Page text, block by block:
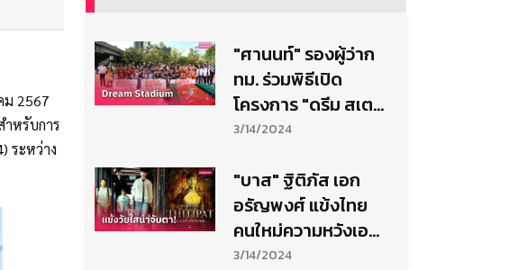
2567
หรับการ
ระหว่าง
"ศานนท์" รองผู้ว่าก
ทม. ร่วมพิธีเปิด
โครงการ "ดรีม สเต
เดียม" ซีซั่น2 สังเวียน
3/14/2024
"บาส" ฐิติภัส เอก
อรัญพงศ์ แข้งไทย
คนใหม่ความหวังเอ
สลีก
3/14/2024